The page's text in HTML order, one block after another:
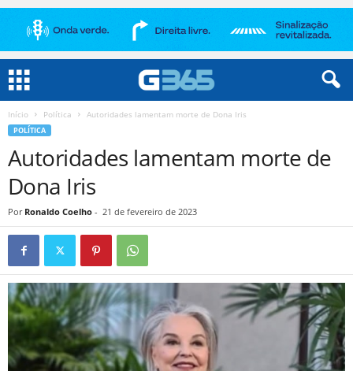
Início Política Autoridades lamentam morte de Dona Iris
POLÍTICA
Autoridades lamentam morte de
Dona Iris
Por Ronaldo Coelho - 21 de fevereiro de 2023